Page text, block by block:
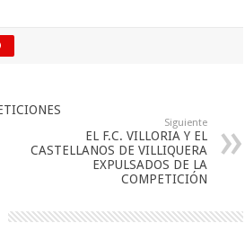
Siguiente
EL F.C. VILLORIA Y EL
CASTELLANOS DE VILLIQUERA
EXPULSADOS DE LA
COMPETICIÓN